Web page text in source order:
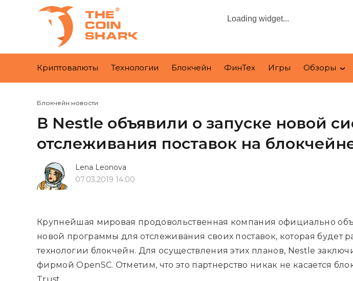
Loading widget...
Криптовалюты Технологии Блокчейн ФинТех Игры Обзоры
Блокчейн новости
В Nestle объявили о запуске новой
отслеживания поставок на
Lena Leonova
07.03.2019 14:00
Крупнейшая мировая продовольственная компания официально
новой программы для отслеживания своих поставок, которая будет
технологии блокчейн. Для осуществления этих планов, Nestle
фирмой OpenSC. Отметим, что это партнерство никак не касается
Trust.